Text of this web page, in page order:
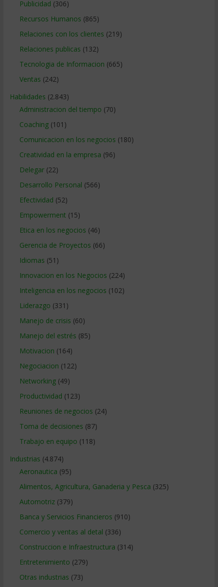
Publicidad (306)
Recursos Humanos (865)
Relaciones con los clientes (219)
Relaciones publicas (132)
Tecnologia de Informacion (665)
Ventas (242)
Habilidades (2.843)
Administracion del tiempo (70)
Coaching(101)
Comunicacion en los negocios (180)
Creatividad en la empresa (96)
Delegar(22)
Desarrollo Personal (566)
Efectividad (52)
Empowerment (15)
Etica en los negocios (46)
Gerencia de Proyectos (66)
Idiomas (51)
Innovacion en los Negocios (224)
Inteligencia en los negocios (102)
Liderazgo (331)
Manejo de crisis (60)
Manejo del estrés (85)
Motivacion (164)
Negociacion (122)
Networking(49)
Productividad (123)
Reuniones de negocios (24)
Toma de decisiones (87)
Trabajo en equipo (118)
Industrias (4.874)
Aeronautica (95)
Alimentos, Agricultura, Ganaderia y Pesca (325)
Automotriz(379)
Banca y Servicios Financieros (910)
Comercio y ventas al detal (336)
Construccion e Infraestructura (314)
Entretenimiento (279)
Otras industrias (73)